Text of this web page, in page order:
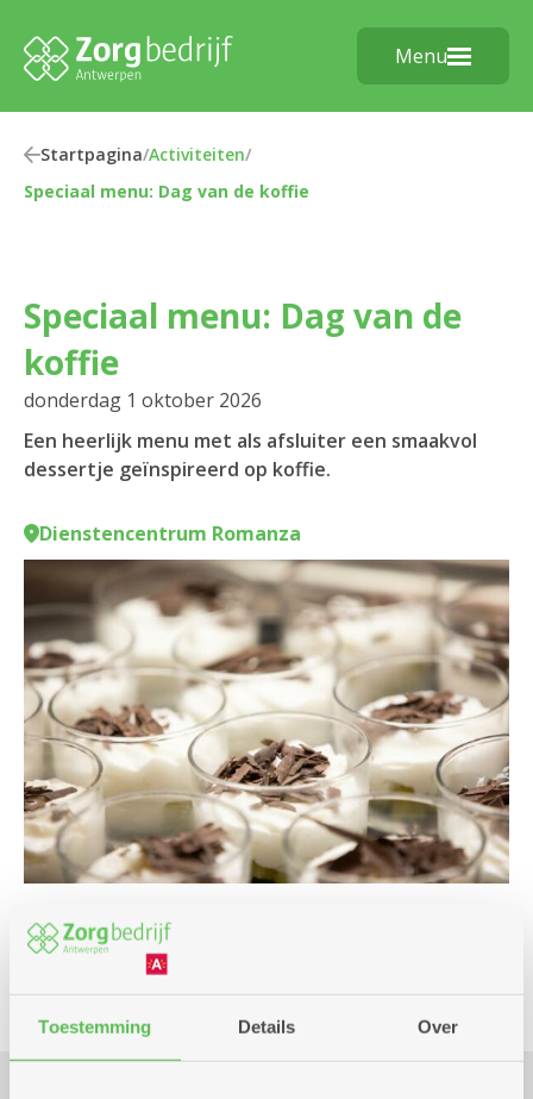
Toestemming Details Over
Menu
Startpagina/Activiteiten/
Speciaal menu: Dag van de koffie
Speciaal menu: Dag van de
koffie
donderdag 1 oktober 2026
Een heerlijk menu met als afsluiter een smaakvol
dessertje geïnspireerd op koffie.
Dienstencentrum Romanza